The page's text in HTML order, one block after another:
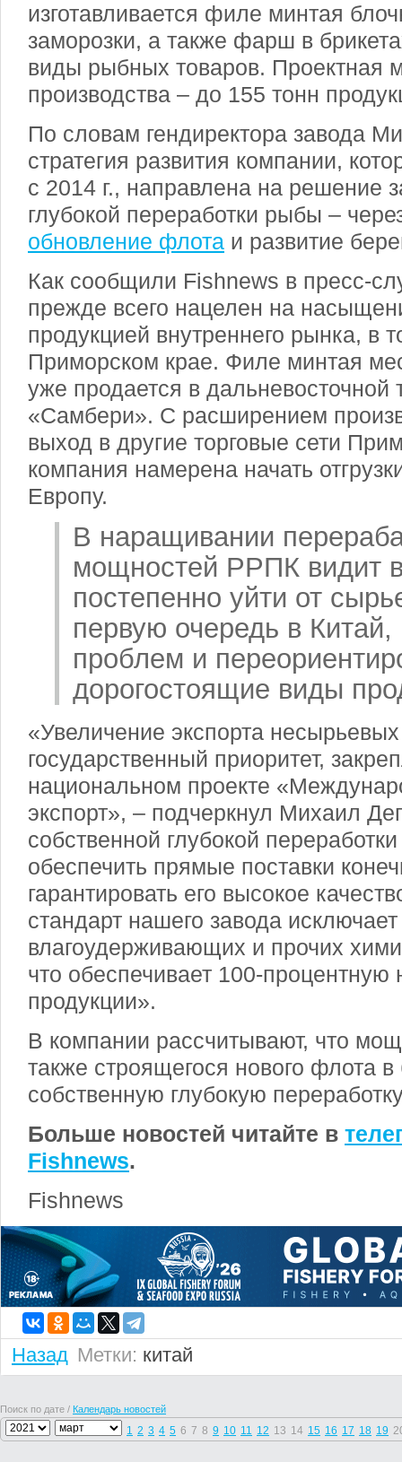
изготавливается филе минтая
заморозки, а также фарш в
виды рыбных товаров. Проектная
производства – до 155 тонн
По словам гендиректора завода
стратегия развития компании,
с 2014 г., направлена на решение
глубокой переработки рыбы –
обновление флота и развитие
Как сообщили Fishnews в пресс-
прежде всего нацелен на
продукцией внутреннего рынка, в
Приморском крае. Филе минтая
уже продается в дальневосточной
«Самбери». С расширением
выход в другие торговые сети
компания намерена начать
Европу.
В наращивании
мощностей РРПК видит
постепенно уйти от
первую очередь в
проблем и
дорогостоящие виды
«Увеличение экспорта
государственный приоритет,
национальном проекте
экспорт», – подчеркнул Михаил
собственной глубокой
обеспечить прямые поставки
гарантировать его высокое
стандарт нашего завода
влагоудерживающих и прочих
что обеспечивает 100-процентную
продукции».
В компании рассчитывают, что
также строящегося нового флота
собственную глубокую
Больше новостей читайте в
Fishnews.
Fishnews
Назад Метки: китай
Поиск по дате / Календарь новостей
1 2 3 4 5 6 7 8 9 10 11 12 13 14 15 16 17 18 19